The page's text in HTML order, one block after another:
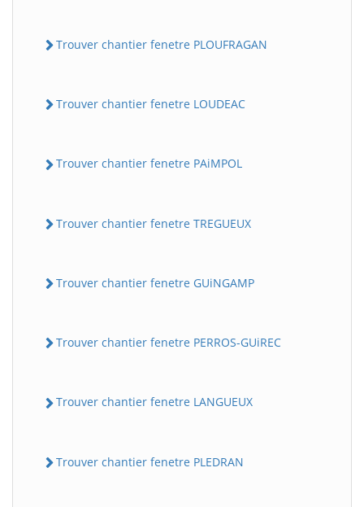
Trouver chantier fenetre PLOUFRAGAN
Trouver chantier fenetre LOUDEAC
Trouver chantier fenetre PAiMPOL
Trouver chantier fenetre TREGUEUX
Trouver chantier fenetre GUiNGAMP
Trouver chantier fenetre PERROS-GUiREC
Trouver chantier fenetre LANGUEUX
Trouver chantier fenetre PLEDRAN